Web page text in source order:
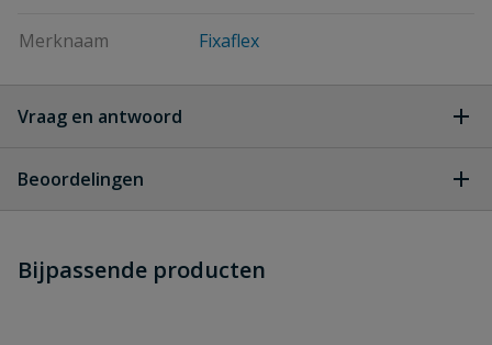
Merknaam Fixaflex
Vraag en antwoord
dit product?
Beoordelingen
Schrijf zelf een beoordeling
Bijpassende producten